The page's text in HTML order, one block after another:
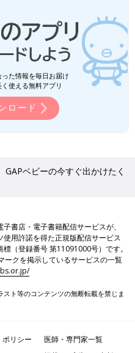
た情報を毎日お届け
使える無料アプリ
ロード
GAPベビーの今すぐ出かけたく
書店・電子書籍配信サービスが、
使用許諾を得た正規版配信サービス
（登録番号 第11091000号）です。
ークを掲示しているサービスの一覧
ト等のコンテンツの無断転載を禁じま
ポリシー
医師・専門家一覧